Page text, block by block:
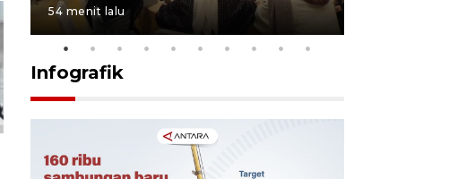
54 menit lalu
Infografik